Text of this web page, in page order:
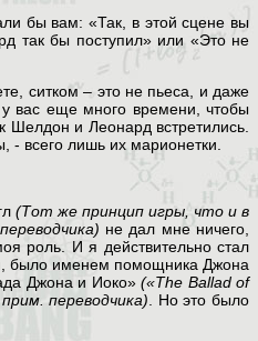
бы вам: «Так, в этой сцене вы
так бы поступил» или «Это не
ситком – это не пьеса, и даже
вас еще много времени, чтобы
Шелдон и Леонард встретились.
- всего лишь их марионетки.
(Тот же принцип игры, что и в
не дал мне ничего,
роль. И я действительно стал
было именем помощника Джона
Джона и Иоко»(«The Ballad of
переводчика). Но это было